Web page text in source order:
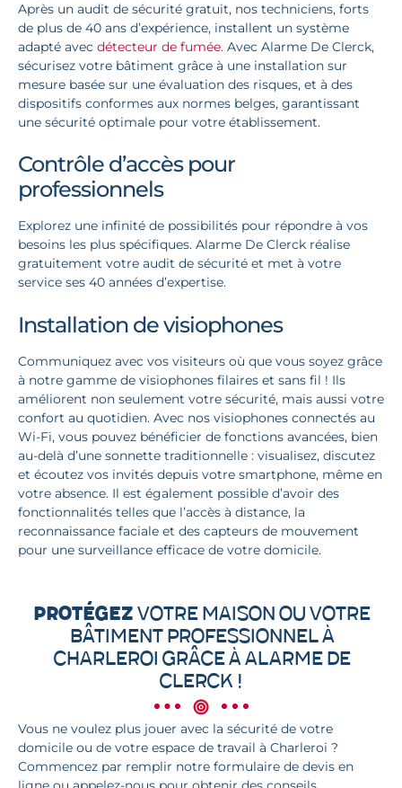
Après un audit de sécurité gratuit, nos techniciens, forts
de plus de 40 ans d’expérience, installent un système
adapté avec détecteur de fumée. Avec Alarme De Clerck,
sécurisez votre bâtiment grâce à une installation sur
mesure basée sur une évaluation des risques, et à des
dispositifs conformes aux normes belges, garantissant
une sécurité optimale pour votre établissement.
Contrôle d’accès pour
professionnels
Explorez une infinité de possibilités pour répondre à vos
besoins les plus spécifiques. Alarme De Clerck réalise
gratuitement votre audit de sécurité et met à votre
service ses 40 années d’expertise.
Installation de visiophones
Communiquez avec vos visiteurs où que vous soyez grâce
à notre gamme de visiophones filaires et sans fil ! Ils
améliorent non seulement votre sécurité, mais aussi votre
confort au quotidien. Avec nos visiophones connectés au
Wi-Fi, vous pouvez bénéficier de fonctions avancées, bien
au-delà d’une sonnette traditionnelle : visualisez, discutez
et écoutez vos invités depuis votre smartphone, même en
votre absence. Il est également possible d’avoir des
fonctionnalités telles que l’accès à distance, la
reconnaissance faciale et des capteurs de mouvement
pour une surveillance efficace de votre domicile.
Protégezvotre maison ou votre
bâtiment professionnel à
Charleroi grâce à Alarme De
Clerck !
Vous ne voulez plus jouer avec la sécurité de votre
domicile ou de votre espace de travail à Charleroi ?
Commencez par remplir notre formulaire de devis en